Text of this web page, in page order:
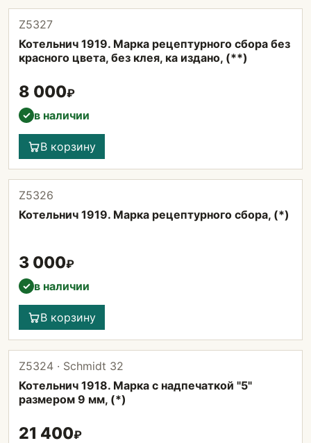
Z5327
Котельнич 1919. Марка рецептурного сбора без
красного цвета, без клея, ка издано, (**)
8 000₽
✓ в наличии
В корзину
Z5326
Котельнич 1919. Марка рецептурного сбора, (*)
3 000₽
✓ в наличии
В корзину
Z5324 · Schmidt 32
Котельнич 1918. Марка с надпечаткой "5"
размером 9 мм, (*)
21 400₽